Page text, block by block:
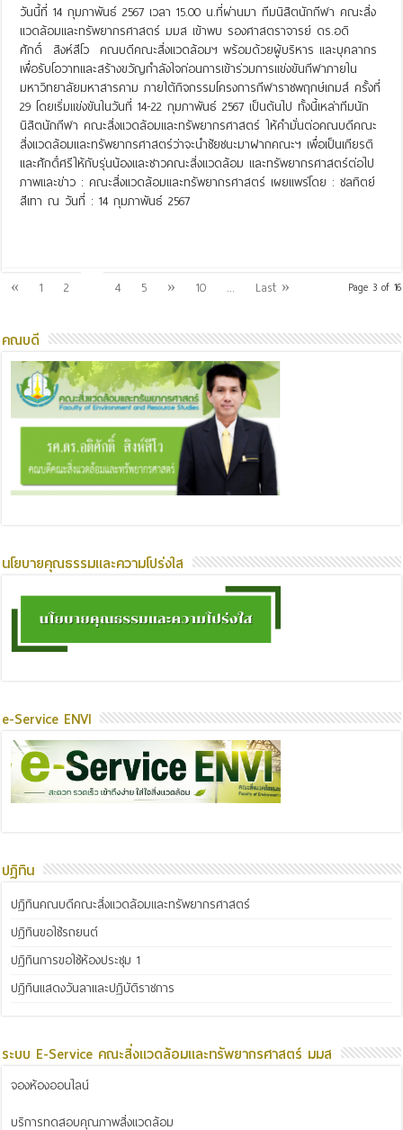
วันนี้ที่ 14 กุมภาพันธ์ 2567 เวลา 15.00 น.ที่ผ่านมา ทีมนิสิตนักกีฬา คณะสิ่ง
แวดล้อมและทรัพยากรศาสตร์ มมส เข้าพบ รองศาสตราจารย์ ดร.อดิ
ศักดิ์ สิงห์สีโว คณบดีคณะสิ่งแวดล้อมฯ พร้อมด้วยผู้บริหาร และบุคลากร
เพื่อรับโอวาทและสร้างขวัญกำลังใจก่อนการเข้าร่วมการแข่งขันกีฬาภายใน
มหาวิทยาลัยมหาสารคาม ภายใต้กิจกรรมโครงการกีฬาราชพฤกษ์เกมส์ ครั้งที่
29 โดยเริ่มแข่งขันในวันที่ 14-22 กุมภาพันธ์ 2567 เป็นต้นไป ทั้งนี้เหล่าทีมนัก
นิสิตนักกีฬา คณะสิ่งแวดล้อมและทรัพยากรศาสตร์ ให้คำมั่นต่อคณบดีคณะ
สิ่งแวดล้อมและทรัพยากรศาสตร์ว่าจะนำชัยชนะมาฝากคณะฯ เพื่อเป็นเกียรติ
และศักดิ์ศรีให้กับรุ่นน้องและชาวคณะสิ่งแวดล้อม และทรัพยากรศาสตร์ต่อไป
ภาพและข่าว : คณะสิ่งแวดล้อมและทรัพยากรศาสตร์ เผยแพร่โดย : ชลทิตย์
สีเทา ณ วันที่ : 14 กุมภาพันธ์ 2567
Page 3 of 16
« 1 2 4 5 » 10 ... Last »
คณบดี
นโยบายคุณธรรมและความโปร่งใส
e-Service ENVI
ปฏิทิน
ปฏิทินคณบดีคณะสิ่งแวดล้อมและทรัพยากรศาสตร์
ปฏิทินขอใช้รถยนต์
ปฏิทินการขอใช้ห้องประชุม 1
ปฏิทินแสดงวันลาและปฏิบัติราชการ
ระบบ E-Service คณะสิ่งแวดล้อมและทรัพยากรศาสตร์ มมส
จองห้องออนไลน์
บริการทดสอบคุณภาพสิ่งแวดล้อม